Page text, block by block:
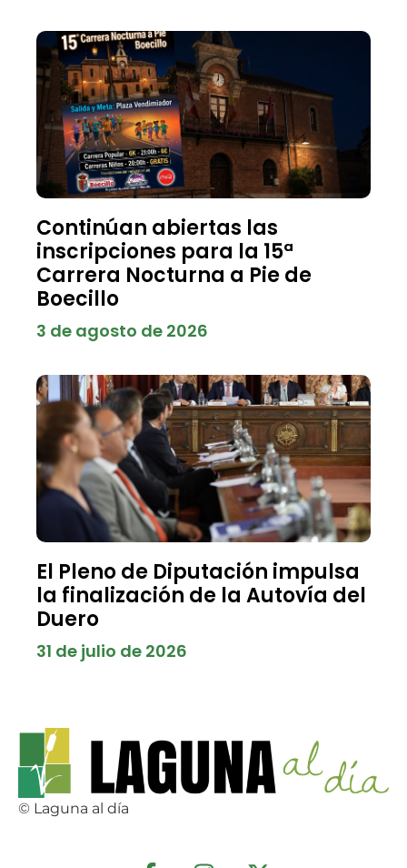
Continúan abiertas las
inscripciones para la 15ª
Carrera Nocturna a Pie de
Boecillo
3 de agosto de 2026
El Pleno de Diputación impulsa
la finalización de la Autovía del
Duero
31 de julio de 2026
© Laguna al día